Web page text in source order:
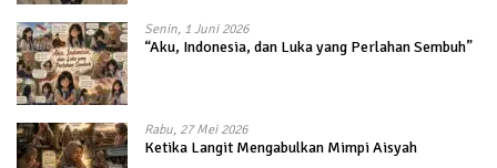
Senin, 1 Juni 2026
“Aku, Indonesia, dan Luka yang Perlahan Sembuh”
Rabu, 27 Mei 2026
Ketika Langit Mengabulkan Mimpi Aisyah